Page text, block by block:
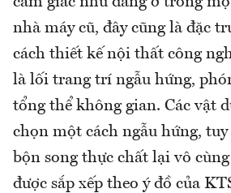
nhà máy cũ, đây cũng là đặc
cách thiết kế nội thất công
là lối trang trí ngẫu hứng,
tổng thể không gian. Các vật
chọn một cách ngẫu hứng,
bộn song thực chất lại vô
được sắp xếp theo ý đồ của